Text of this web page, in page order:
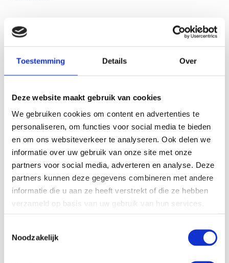
Toestemming Details Over
Deze website maakt gebruik van cookies
We gebruiken cookies om content en advertenties te
personaliseren, om functies voor social media te bieden
en om ons websiteverkeer te analyseren. Ook delen we
informatie over uw gebruik van onze site met onze
partners voor social media, adverteren en analyse. Deze
partners kunnen deze gegevens combineren met andere
informatie die u aan ze heeft verstrekt of die ze hebben
verzameld op basis van uw gebruik van hun services.
Noodzakelijk
Stoomketel Junior TC 80 – 400 kgh